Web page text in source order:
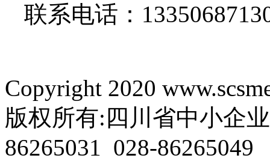
联系电话：
Copyright 2020
版权所有:四川省中小企
86265031 028-86265049